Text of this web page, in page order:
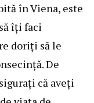
în Viena, este
îți faci
doriți să le
De
că aveți